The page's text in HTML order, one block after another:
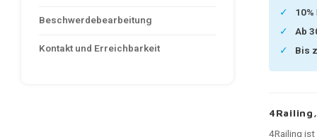
Beschwerdebearbeitung
Kontakt und Erreichbarkeit
10%
Ab
Bis
4Railing